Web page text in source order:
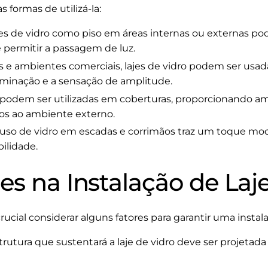
formas de utilizá-la:
de vidro como piso em áreas internas ou externas
a passagem de luz.
ambientes comerciais, lajes de vidro podem ser
e a sensação de amplitude.
ser utilizadas em coberturas, proporcionando
ao ambiente externo.
de vidro em escadas e corrimãos traz um toque
na Instalação de
considerar alguns fatores para garantir uma
que sustentará a laje de vidro deve ser projetada